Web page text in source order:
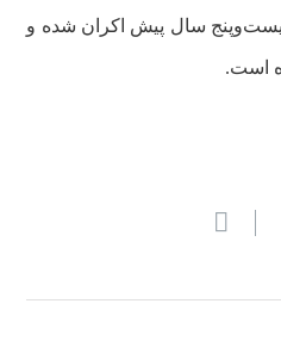
سال پیش اکران شده و
است.